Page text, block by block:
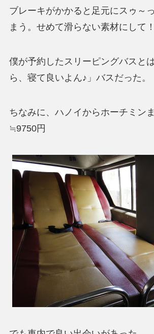
ブレーキがかかると足元にスゥ～
まう。せめて滑らない素材にして！
僕が予約したスリーピングバスと
ら、寝て良いよん♪」バスだった。
ちなみに、ハノイからホーチミン
≒9750円